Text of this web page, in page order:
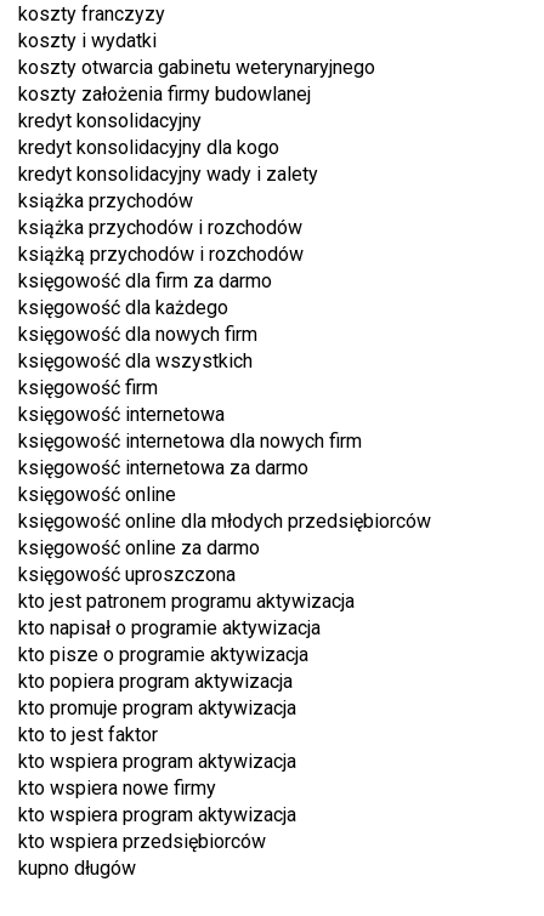
koszty franczyzy
koszty i wydatki
koszty otwarcia gabinetu weterynaryjnego
koszty założenia firmy budowlanej
kredyt konsolidacyjny
kredyt konsolidacyjny dla kogo
kredyt konsolidacyjny wady i zalety
książka przychodów
książka przychodów i rozchodów
książką przychodów i rozchodów
księgowość dla firm za darmo
księgowość dla każdego
księgowość dla nowych firm
księgowość dla wszystkich
księgowość firm
księgowość internetowa
księgowość internetowa dla nowych firm
księgowość internetowa za darmo
księgowość online
księgowość online dla młodych przedsiębiorców
księgowość online za darmo
księgowość uproszczona
kto jest patronem programu aktywizacja
kto napisał o programie aktywizacja
kto pisze o programie aktywizacja
kto popiera program aktywizacja
kto promuje program aktywizacja
kto to jest faktor
kto wspiera program aktywizacja
kto wspiera nowe firmy
kto wspiera program aktywizacja
kto wspiera przedsiębiorców
kupno długów